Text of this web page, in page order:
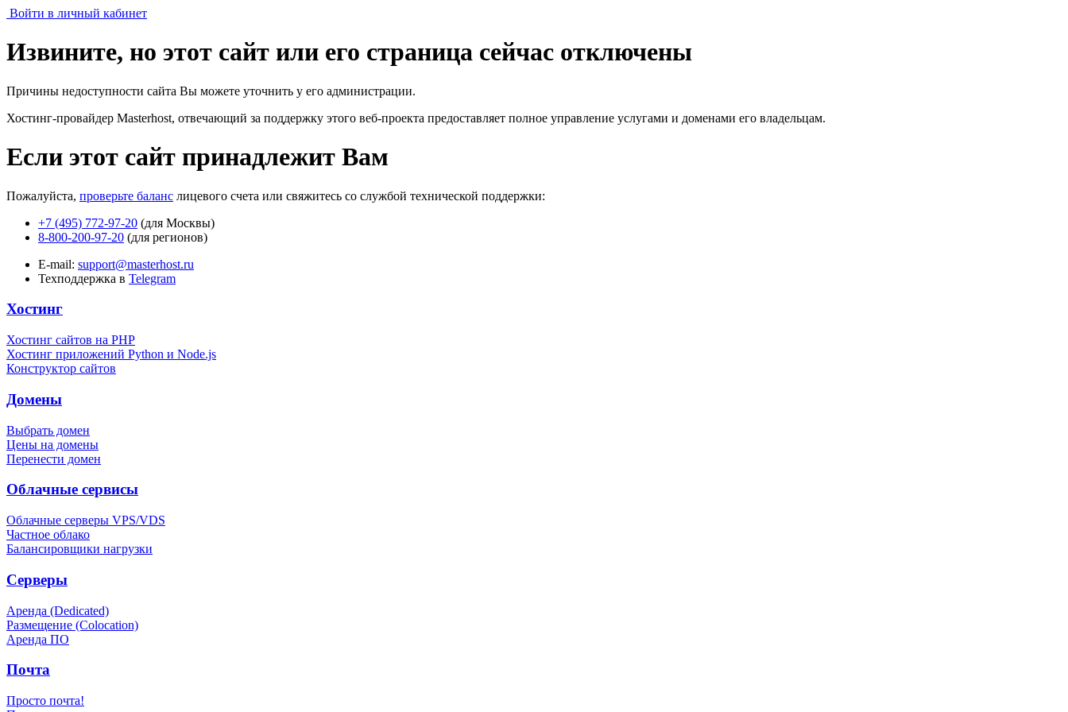
Войти в личный кабинет
Извините, но этот сайт или его страница сейчас отключены
Причины недоступности сайта Вы можете уточнить у его администрации.
Хостинг-провайдер Masterhost, отвечающий за поддержку этого веб-проекта предоставляет полное управление услугами и доменами его владельцам.
Если этот сайт принадлежит Вам
Пожалуйста, проверьте баланс лицевого счета или свяжитесь со службой технической поддержки:
+7 (495) 772-97-20 (для Москвы)
8-800-200-97-20 (для регионов)
E-mail: support@masterhost.ru
Техподдержка в Telegram
Хостинг
Хостинг сайтов на PHP
Хостинг приложений Python и Node.js
Конструктор сайтов
Домены
Выбрать домен
Цены на домены
Перенести домен
Облачные сервисы
Облачные серверы VPS/VDS
Частное облако
Балансировщики нагрузки
Серверы
Аренда (Dedicated)
Размещение (Colocation)
Аренда ПО
Почта
Просто почта!